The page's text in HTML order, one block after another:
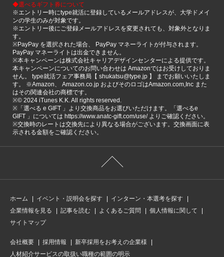
◆選べるギフト券について
※エントリー時にtype就活に登録しているメールアドレスが、大学ドメイ
ンの学生のみが対象です。
※エントリー後にご登録メールアドレスを変更されても、対象外となりま
す。
※PayPay を選択された場合、 PayPay マネーライトが付与されます。
PayPay マネーライトは出金できません。
※本キャンペーンは株式会社キャリアデザインセンターによる提供です。
本キャンペーンについてのお問い合わせは Amazonではお受けしておりま
せん。 type就活フェア事務局【 shukatsu@type.jp 】 までお願いいたしま
す。 ※Amazon、 Amazon.co.jp およびそのロゴはAmazon.com,Inc また
はその関連会社の商標です。
※©️ 2024 iTunes K.K. All rights reserved.
※「選べる e GIFT 」より交換商品をお選びいただけます。「選べるe
GIFT 」については https://www.anatc-gift.com/use/ よりご確認ください。
※交換時のレートは交換先により異なる場合がございます。交換画面に表
示される金額をご確認ください。
ホーム イベント・説明会を探す
インターン・本選考を探す
企業情報を見る
記事を読む よくあるご質問
個人情報に関して
サイトマップ
会社概要 採用情報
新卒採用をお考えの企業様
人材紹介サービスの取扱い職種の範囲の明示